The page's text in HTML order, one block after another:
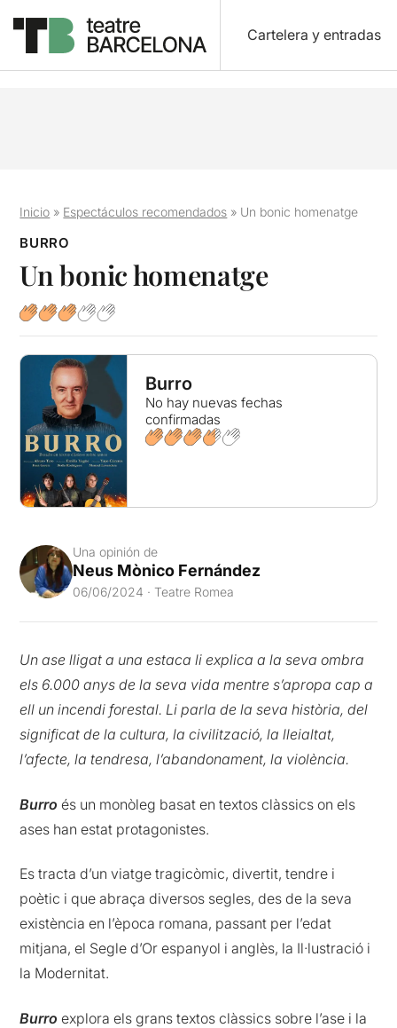
Cartelera y entradas
Inicio » Espectáculos recomendados » Un bonic homenatge
BURRO
Un bonic homenatge
Burro
No hay nuevas fechas
confirmadas
Una opinión de
Neus Mònico Fernández
06/06/2024 · Teatre Romea
Un ase lligat a una estaca li explica a la seva ombra
els 6.000 anys de la seva vida mentre s’apropa cap a
ell un incendi forestal. Li parla de la seva història, del
significat de la cultura, la civilització, la lleialtat,
l’afecte, la tendresa, l’abandonament, la violència.
Burro és un monòleg basat en textos clàssics on els
ases han estat protagonistes.
Es tracta d’un viatge tragicòmic, divertit, tendre i
poètic i que abraça diversos segles, des de la seva
existència en l’època romana, passant per l’edat
mitjana, el Segle d’Or espanyol i anglès, la Il·lustració i
la Modernitat.
Burro explora els grans textos clàssics sobre l’ase i la